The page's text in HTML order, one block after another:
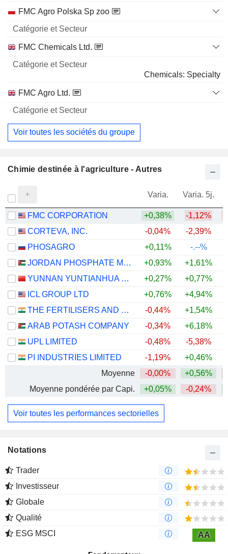
FMC Agro Polska Sp zoo
FMC Chemicals Ltd.
Chemicals: Specialty
FMC Agro Ltd.
Voir toutes les sociétés du groupe
Chimie destinée à l'agriculture - Autres
Varia. Varia. 5j.
FMC CORPORATION +0,38% -1,12%
CORTEVA, INC.
-0,04% -2,39%
PHOSAGRO
+0,11%
-.--%
JORDAN PHOSPHATE MINES CO. PLC
+0,93% +1,61%
YUNNAN YUNTIANHUA CO., LTD.
+0,27% +0,77%
ICL GROUP LTD
+0,76% +4,94%
THE FERTILISERS AND CHEMICALS TRAVANCORE LIMITED
-0,44% +1,54%
ARAB POTASH COMPANY
-0,34% +6,18%
UPL LIMITED
-0,48% -5,38%
PI INDUSTRIES LIMITED
-1,19% +0,46%
Moyenne
-0,00% +0,56%
Moyenne pondérée par Capi.
+0,05% -0,24%
Voir toutes les performances sectorielles
Notations
Trader
Investisseur
Globale
Qualité
ESG MSCI
AA